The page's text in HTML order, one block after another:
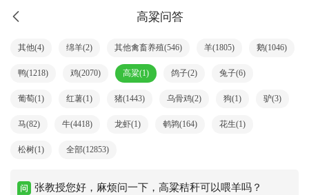
高粱问答
其他(4) 绵羊(2) 其他禽畜养殖(546) 羊(1805) 鹅(1046)
鸭(1218) 鸡(2070) 高粱(1) 鸽子(2) 兔子(6)
葡萄(1) 红薯(1) 猪(1443) 乌骨鸡(2) 狗(1) 驴(3)
马(82) 牛(4418) 龙虾(1) 鹌鹑(164) 花生(1)
松树(1) 全部(12853)
张教授您好，麻烦问一下，高粱秸秆可以喂羊吗？